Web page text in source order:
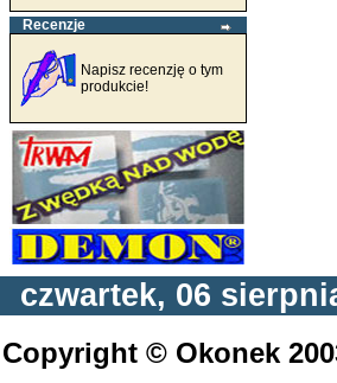
Recenzje
Napisz recenzję o tym
produkcie!
czwartek, 06
Copyright © Okonek